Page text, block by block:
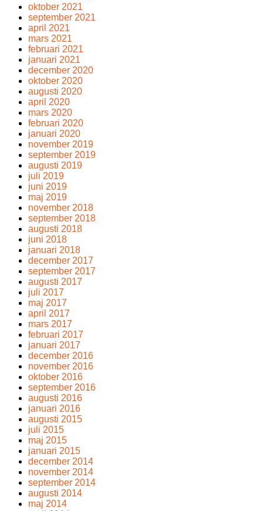
oktober 2021
september 2021
april 2021
mars 2021
februari 2021
januari 2021
december 2020
oktober 2020
augusti 2020
april 2020
mars 2020
februari 2020
januari 2020
november 2019
september 2019
augusti 2019
juli 2019
juni 2019
maj 2019
november 2018
september 2018
augusti 2018
juni 2018
januari 2018
december 2017
september 2017
augusti 2017
juli 2017
maj 2017
april 2017
mars 2017
februari 2017
januari 2017
december 2016
november 2016
oktober 2016
september 2016
augusti 2016
januari 2016
augusti 2015
juli 2015
maj 2015
januari 2015
december 2014
november 2014
september 2014
augusti 2014
maj 2014